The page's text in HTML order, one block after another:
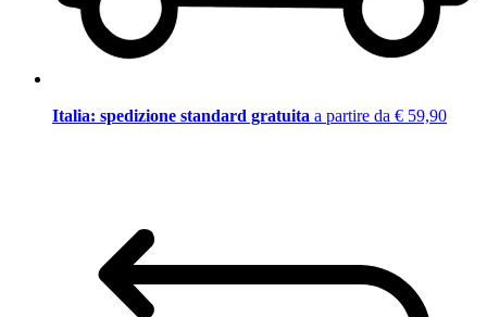
Italia: spedizione standard gratuita a partire da € 59,90